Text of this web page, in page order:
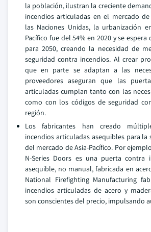
la población, ilustran la creciente
incendios articuladas en el mercado de
las Naciones Unidas, la urbanización
Pacífico fue del 54% en 2020 y se
para 2050, creando la necesidad de
seguridad contra incendios. Al crear
que en parte se adaptan a las
proveedores aseguran que las
articuladas cumplan tanto con las
como con los códigos de seguridad
región.
Los fabricantes han creado
incendios articuladas asequibles para la
del mercado de Asia-Pacífico. Por
N-Series Doors es una puerta contra
asequible, no manual, fabricada en
National Firefighting Manufacturing
incendios articuladas de acero y
son conscientes del precio, impulsando